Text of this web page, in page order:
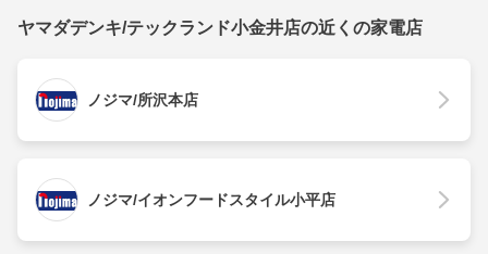
ヤマダデンキ/テックランド小金井店の近くの家電店
ノジマ/所沢本店
ノジマ/イオンフードスタイル小平店